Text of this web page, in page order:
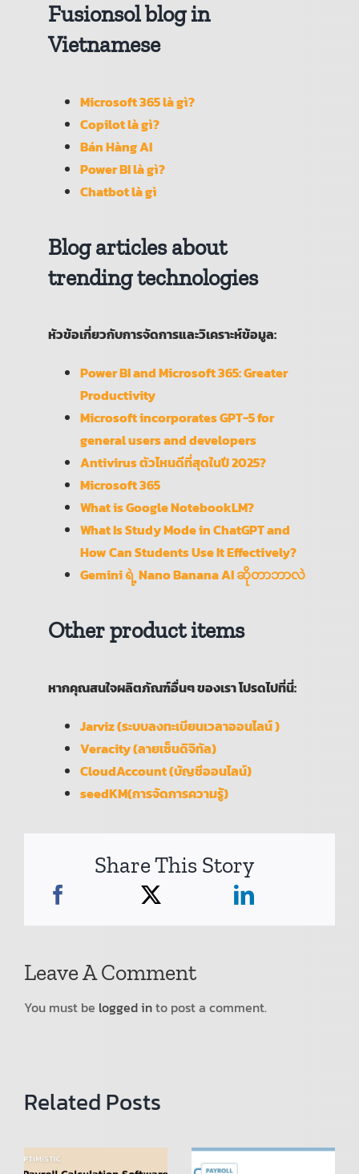
Fusionsol blog in
Vietnamese
Microsoft 365làgì?
Copilotlàgì?
BánHàngAI
Power BIlàgì?
Chatbotlàgì
Blog articles about
trending technologies
หัวข้อเกี่ยวกับการจัดการและวิเคราะห์ข้อมูล:
Power BI and Microsoft 365: Greater
Productivity
Microsoft incorporates GPT-5 for
general users and developers
Antivirus ตัวไหนดีที่สุดในปี 2025?
Microsoft 365
What is Google NotebookLM?
What Is Study Mode in ChatGPT and
How Can Students Use It Effectively?
Gemini ရဲ့ Nano Banana AI ဆိုတာဘာလဲ
Other product items
หากคุณสนใจผลิตภัณฑ์อื่นๆ ของเรา โปรดไปที่นี่:
Jarviz (ระบบลงทะเบียนเวลาออนไลน์ )
Veracity (ลายเซ็นดิจิทัล)
CloudAccount (บัญชีออนไลน์)
seedKM(การจัดการความรู้)
Share This Story
Leave A Comment
You must be logged into post a comment.
Related Posts
โปรแกรม
คำนวณเงิน
payroll